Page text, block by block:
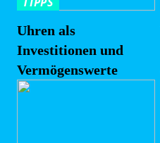
Uhren als
Investitionen und
Vermögenswerte